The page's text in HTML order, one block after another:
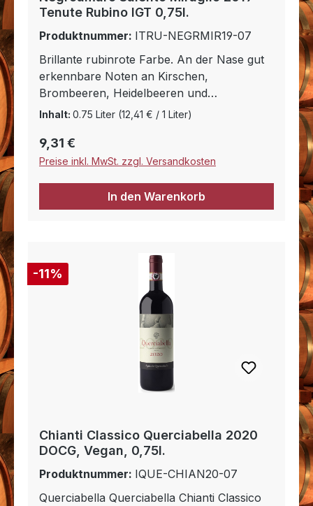
Tenute Rubino IGT 0,75l.
Produktnummer: ITRU-NEGRMIR19-07
Brillante rubinrote Farbe. An der Nase gut
erkennbare Noten an Kirschen,
Brombeeren, Heidelbeeren und
Johannisbeeren und Anklängen an Tabak,
Rosmarin, Leder und Wachholderbeere. Am
Gaumen warm und elegant, mit einer gut
eingebundenen Tanninen. Lang anhaltendes
Finale
Inhalt: 0.75 Liter (12,41 € / 1 Liter)
Regulärer Preis:
9,31 €
Preise inkl. MwSt. zzgl. Versandkosten
In den Warenkorb
11% Rabatt
-11%
Chianti Classico Querciabella 2020
DOCG, Vegan, 0,75l.
Produktnummer: IQUE-CHIAN20-07
Querciabella Querciabella Chianti Classico